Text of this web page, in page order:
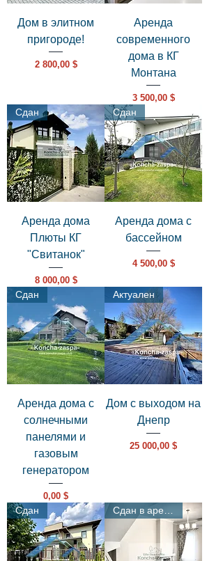
Дом в элитном
пригороде!
Цена
2 800,00 $
Аренда
современного
дома в КГ
Монтана
Цена
3 500,00 $
Сдан
Аренда дома
Плюты КГ
"Свитанок"
Цена
8 000,00 $
Сдан
Аренда дома с
бассейном
Цена
4 500,00 $
Сдан
Аренда дома с
солнечными
панелями и
газовым
генератором
Цена
0,00 $
Актуален
Дом с выходом на
Днепр
Цена
25 000,00 $
Сдан